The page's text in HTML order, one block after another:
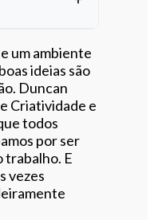
um ambiente
ideias são
Duncan
Criatividade e
todos
por ser
trabalho. E
vezes